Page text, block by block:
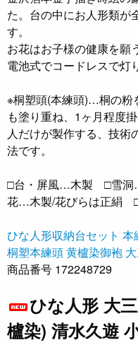
た。台の中にお人形類が
す。
お花はお子様の健康を願
電池式でコードレスで灯
※桐塑頭(本練頭)…桐の粉
も塗り重ね、1ヶ月程度
人だけが製作する、技術
法です。
□台・屏風…木製 □雪洞
花…木製/花びらは正絹
ひな人形収納台セット 本
桐塑本練頭黄櫨染御袍
商品番号 172248729
ひな人形 大
櫨染) 清水久遊